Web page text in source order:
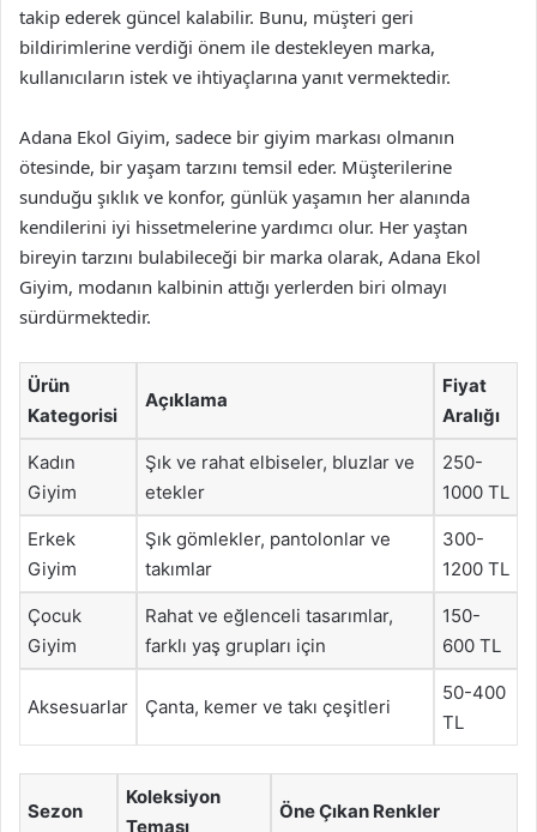
takip ederek güncel kalabilir. Bunu, müşteri geri
bildirimlerine verdiği önem ile destekleyen marka,
kullanıcıların istek ve ihtiyaçlarına yanıt vermektedir.
Adana Ekol Giyim, sadece bir giyim markası olmanın
ötesinde, bir yaşam tarzını temsil eder. Müşterilerine
sunduğu şıklık ve konfor, günlük yaşamın her alanında
kendilerini iyi hissetmelerine yardımcı olur. Her yaştan
bireyin tarzını bulabileceği bir marka olarak, Adana Ekol
Giyim, modanın kalbinin attığı yerlerden biri olmayı
sürdürmektedir.
Ürün
Kategorisi
Açıklama
Fiyat
Aralığı
Kadın
Giyim
Şık ve rahat elbiseler, bluzlar ve
etekler
250-
1000 TL
Erkek
Giyim
Şık gömlekler, pantolonlar ve
takımlar
300-
1200 TL
Çocuk
Giyim
Rahat ve eğlenceli tasarımlar,
farklı yaş grupları için
150-
600 TL
Aksesuarlar Çanta, kemer ve takı çeşitleri
50-400
TL
Sezon
Koleksiyon
Teması
Öne Çıkan Renkler